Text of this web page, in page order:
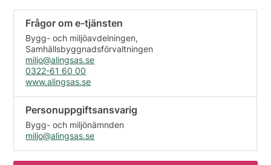
Frågor om e-tjänsten
Bygg- och miljöavdelningen,
Samhällsbyggnadsförvaltningen
miljo@alingsas.se
0322-61 60 00
www.alingsas.se
Personuppgiftsansvarig
Bygg- och miljönämnden
miljo@alingsas.se